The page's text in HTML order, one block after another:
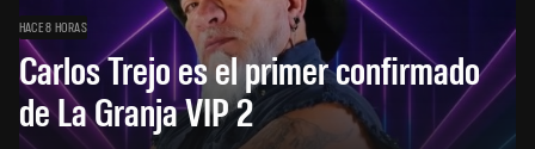
HACE 8 HORAS
Carlos Trejo es el primer confirmado
de La Granja VIP 2